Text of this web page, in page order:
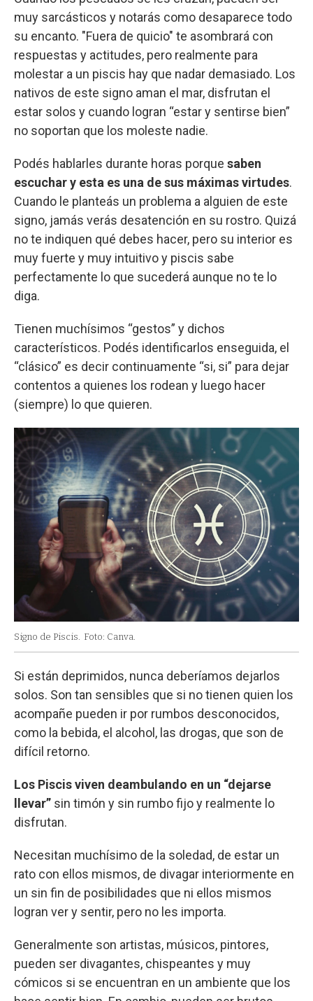
muy sarcásticos y notarás como desaparece todo
su encanto. "Fuera de quicio" te asombrará con
respuestas y actitudes, pero realmente para
molestar a un piscis hay que nadar demasiado. Los
nativos de este signo aman el mar, disfrutan el
estar solos y cuando logran “estar y sentirse bien”
no soportan que los moleste nadie.
Podés hablarles durante horas porque saben
escuchar y esta es una de sus máximas virtudes.
Cuando le planteás un problema a alguien de este
signo, jamás verás desatención en su rostro. Quizá
no te indiquen qué debes hacer, pero su interior es
muy fuerte y muy intuitivo y piscis sabe
perfectamente lo que sucederá aunque no te lo
diga.
Tienen muchísimos “gestos” y dichos
característicos. Podés identificarlos enseguida, el
“clásico” es decir continuamente “si, si” para dejar
contentos a quienes los rodean y luego hacer
(siempre) lo que quieren.
Signo de Piscis. Foto: Canva.
Si están deprimidos, nunca deberíamos dejarlos
solos. Son tan sensibles que si no tienen quien los
acompañe pueden ir por rumbos desconocidos,
como la bebida, el alcohol, las drogas, que son de
difícil retorno.
Los Piscis viven deambulando en un “dejarse
llevar” sin timón y sin rumbo fijo y realmente lo
disfrutan.
Necesitan muchísimo de la soledad, de estar un
rato con ellos mismos, de divagar interiormente en
un sin fin de posibilidades que ni ellos mismos
logran ver y sentir, pero no les importa.
Generalmente son artistas, músicos, pintores,
pueden ser divagantes, chispeantes y muy
cómicos si se encuentran en un ambiente que los